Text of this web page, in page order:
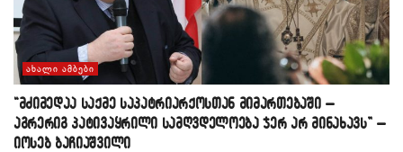
ᲐᲮᲐᲚᲘ ᲐᲛᲑᲔᲑᲘ
“მძიმედაა საქმე საპატრიარქოსთან მიმართებაში –
აგრერიგ პატივაყრილი სამღვდელოება ჯერ არ მინახავს” –
იოსებ ბაჩიაშვილი